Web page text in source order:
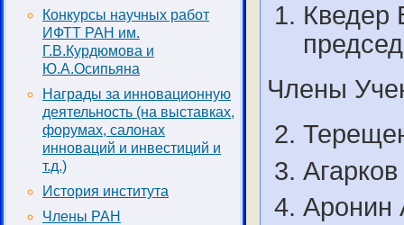
Конкурсы научных работ
ИФТТ РАН им.
Г.В.Курдюмова и
Ю.А.Осипьяна
Награды за инновационную
деятельность (на выставках,
форумах, салонах
инноваций и инвестиций и
т.д.)
История института
Члены РАН
Кведер
Члены
Аронин